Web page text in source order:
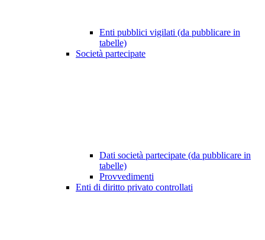
Enti pubblici vigilati (da pubblicare in
tabelle)
Società partecipate
Dati società partecipate (da pubblicare in
tabelle)
Provvedimenti
Enti di diritto privato controllati